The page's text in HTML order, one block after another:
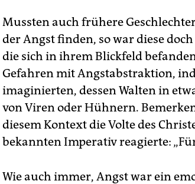
Mussten auch frühere
der Angst finden, so war diese
die sich in ihrem Blickfeld
Gefahren mit Angstabstraktion,
imaginierten, dessen Walten in
von Viren oder Hühnern.
diesem Kontext die Volte des
bekannten Imperativ reagierte:
Wie auch immer, Angst war ein